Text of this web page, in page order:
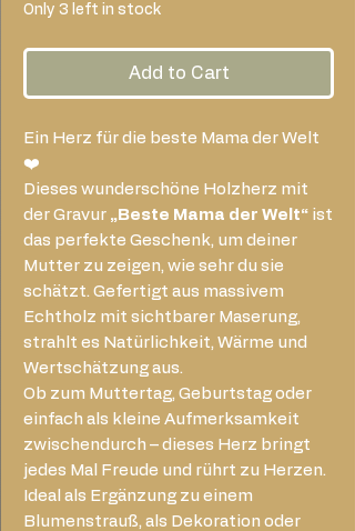
Only 3 left in stock
Add to Cart
Ein Herz für die beste Mama der Welt
❤️
Dieses wunderschöne Holzherz mit
der Gravur „Beste Mama der Welt“ ist
das perfekte Geschenk, um deiner
Mutter zu zeigen, wie sehr du sie
schätzt. Gefertigt aus massivem
Echtholz mit sichtbarer Maserung,
strahlt es Natürlichkeit, Wärme und
Wertschätzung aus.
Ob zum Muttertag, Geburtstag oder
einfach als kleine Aufmerksamkeit
zwischendurch – dieses Herz bringt
jedes Mal Freude und rührt zu Herzen.
Ideal als Ergänzung zu einem
Blumenstrauß, als Dekoration oder